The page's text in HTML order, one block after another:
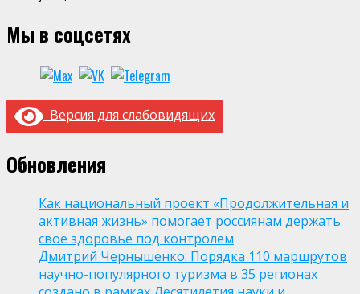
Мы в соцсетях
Версия для слабовидящих
Обновления
Как национальный проект «Продолжительная и
активная жизнь» помогает россиянам держать
свое здоровье под контролем
Дмитрий Чернышенко: Порядка 110 маршрутов
научно-популярного туризма в 35 регионах